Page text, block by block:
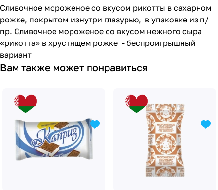
Сливочное мороженое со вкусом рикотты в сахарном
рожке, покрытом изнутри глазурью, в упаковке из п/
пр. Сливочное мороженое со вкусом нежного сыра
«рикотта» в хрустящем рожке - беспроигрышный
вариант
Вам также может понравиться